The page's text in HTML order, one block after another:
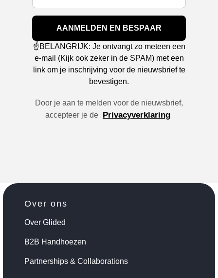
AANMELDEN EN BESPAAR
☝️BELANGRIJK: Je ontvangt zo meteen een
e-mail (Kijk ook zeker in de SPAM) met een
link om je inschrijving voor de nieuwsbrief te
bevestigen.
Door je aan te melden voor de nieuwsbrief,
accepteer je de Privacyverklaring
Over ons
Over Glided
B2B Handhoezen
Partnerships & Collaborations